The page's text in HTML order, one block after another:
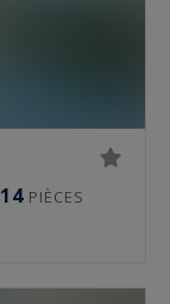
14 PIÈCES